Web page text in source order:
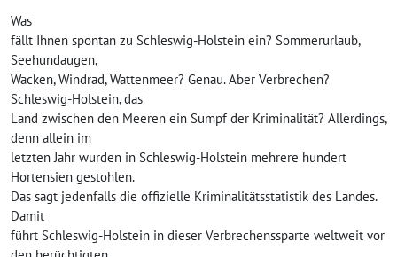
Was
fällt Ihnen spontan zu Schleswig-Holstein ein? Sommerurlaub,
Seehundaugen,
Wacken, Windrad, Wattenmeer? Genau. Aber Verbrechen?
Schleswig-Holstein, das
Land zwischen den Meeren ein Sumpf der Kriminalität? Allerdings,
denn allein im
letzten Jahr wurden in Schleswig-Holstein mehrere hundert
Hortensien gestohlen.
Das sagt jedenfalls die offizielle Kriminalitätsstatistik des Landes.
Damit
führt Schleswig-Holstein in dieser Verbrechenssparte weltweit vor